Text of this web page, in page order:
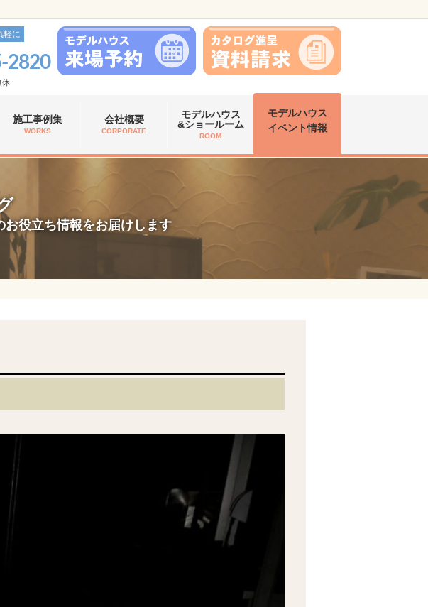
軽に
2820
休
施工事例集
WORKS
会社概要
CORPORATE
モデルハウス
&ショールーム
ROOM
モデルハウス
イベント情報
役立ち情報をお届けします